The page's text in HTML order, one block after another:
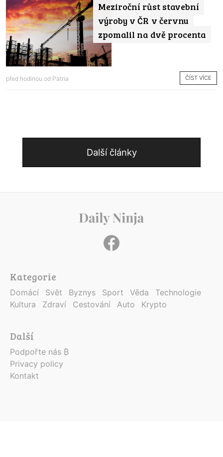
Meziroční růst stavební
výroby v ČR v červnu
zpomalil na dvě procenta
před hodinou od Patria ČÍST VÍCE
Další články
Kategorie
Domácí Svět Byznys Sport Věda
Technologie
Kultura
Zdraví Cestování Auto Krypto
Další
Podpořte nás ₿
Privacy policy
Kontakt